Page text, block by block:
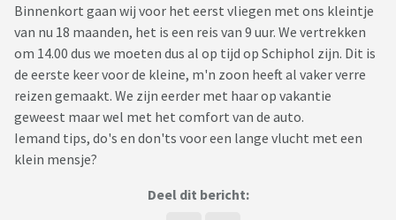
Binnenkort gaan wij voor het eerst vliegen met ons kleintje
van nu 18 maanden, het is een reis van 9 uur. We vertrekken
om 14.00 dus we moeten dus al op tijd op Schiphol zijn. Dit is
de eerste keer voor de kleine, m'n zoon heeft al vaker verre
reizen gemaakt. We zijn eerder met haar op vakantie
geweest maar wel met het comfort van de auto.
Iemand tips, do's en don'ts voor een lange vlucht met een
klein mensje?
Deel dit bericht: